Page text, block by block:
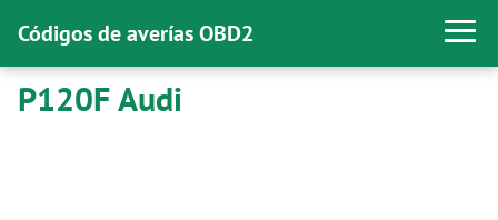
Códigos de averías OBD2
P120F Audi